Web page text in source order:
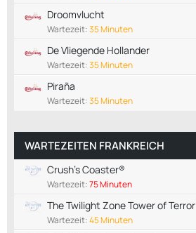
Droomvlucht
Wartezeit:35 Minuten
De Vliegende Hollander
Wartezeit:35 Minuten
Piraña
Wartezeit:35 Minuten
WARTEZEITEN FRANKREICH
Crush's Coaster®
Wartezeit:75 Minuten
The Twilight Zone Tower of Terror
Wartezeit:45 Minuten